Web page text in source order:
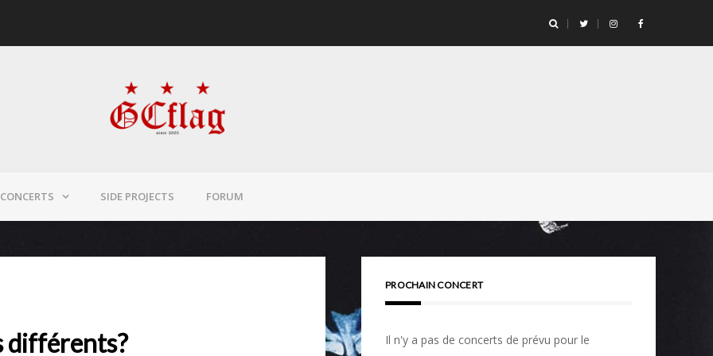
CONCERTS SIDE PROJECTS FORUM
différents?
PROCHAIN CONCERT
Il n'y a pas de concerts de prévu pour le